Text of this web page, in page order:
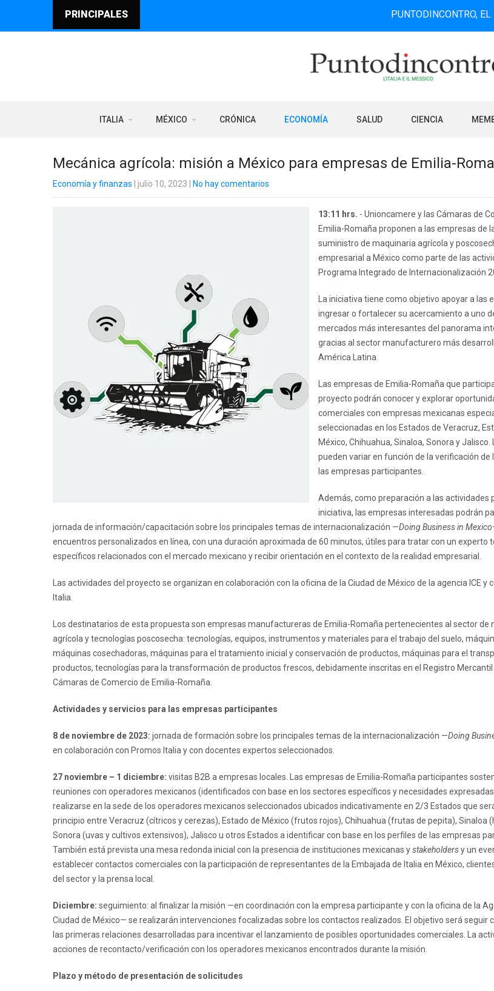
PRINCIPALES PUNTODINCONTRO, EL
ITALIA MÉXICO CRÓNICA ECONOMÍA SALUD CIENCIA
Mecánica agrícola: misión a México para empresas de Emilia-
Economía y finanzas | julio 10, 2023 No hay comentarios
13:11 hrs. - Unioncamere y las Cámaras de
Emilia-Romaña proponen a las empresas de
suministro de maquinaria agrícola y
empresarial a México como parte de las
Programa Integrado de Internacionalización
La iniciativa tiene como objetivo apoyar a las
ingresar o fortalecer su acercamiento a uno
mercados más interesantes del panorama
gracias al sector manufacturero más
América Latina.
Las empresas de Emilia-Romaña que
proyecto podrán conocer y explorar
comerciales con empresas mexicanas
seleccionadas en los Estados de Veracruz,
México, Chihuahua, Sinaloa, Sonora y Jalisco.
pueden variar en función de la verificación de
las empresas participantes.
Además, como preparación a las actividades
iniciativa, las empresas interesadas podrán
jornada de información/capacitación sobre los principales temas de internacionalización —Doing Business in Mexico
encuentros personalizados en línea, con una duración aproximada de 60 minutos, útiles para tratar con un experto
específicos relacionados con el mercado mexicano y recibir orientación en el contexto de la realidad empresarial.
Las actividades del proyecto se organizan en colaboración con la oficina de la Ciudad de México de la agencia ICE y
Italia.
Los destinatarios de esta propuesta son empresas manufactureras de Emilia-Romaña pertenecientes al sector de
agrícola y tecnologías poscosecha: tecnologías, equipos, instrumentos y materiales para el trabajo del suelo,
máquinas cosechadoras, máquinas para el tratamiento inicial y conservación de productos, máquinas para el
productos, tecnologías para la transformación de productos frescos, debidamente inscritas en el Registro Mercantil
Cámaras de Comercio de Emilia-Romaña.
Actividades y servicios para las empresas participantes
8 de noviembre de 2023: jornada de formación sobre los principales temas de la internacionalización —Doing
en colaboración con Promos Italia y con docentes expertos seleccionados.
27 noviembre – 1 diciembre: visitas B2B a empresas locales. Las empresas de Emilia-Romaña participantes
reuniones con operadores mexicanos (identificados con base en los sectores específicos y necesidades
realizarse en la sede de los operadores mexicanos seleccionados ubicados indicativamente en 2/3 Estados que
principio entre Veracruz (cítricos y cerezas), Estado de México (frutos rojos), Chihuahua (frutas de pepita), Sinaloa
Sonora (uvas y cultivos extensivos), Jalisco u otros Estados a identificar con base en los perfiles de las empresas
También está prevista una mesa redonda inicial con la presencia de instituciones mexicanas ystakeholdersy un
establecer contactos comerciales con la participación de representantes de la Embajada de Italia en México,
del sector y la prensa local.
Diciembre: seguimiento: al finalizar la misión —en coordinación con la empresa participante y con la oficina de la
Ciudad de México— se realizarán intervenciones focalizadas sobre los contactos realizados. El objetivo será seguir
las primeras relaciones desarrolladas para incentivar el lanzamiento de posibles oportunidades comerciales. La
acciones de recontacto/verificación con los operadores mexicanos encontrados durante la misión.
Plazo y método de presentación de solicitudes